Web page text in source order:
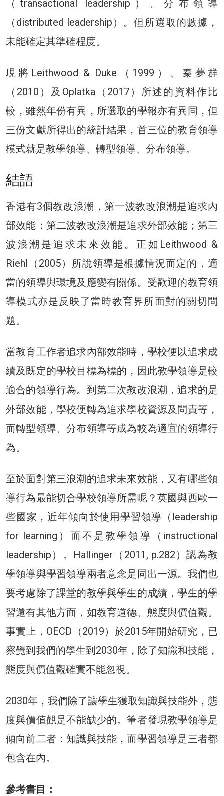
（transactional leadership）、分布領導
（distributed leadership）。但所選取的數據，
未能確定其準確程度。
現將Leithwood & Duke（1999）、秦夢群
（2010）及Oplatka（2017）所述的資料作比
較，雖然年份有異，所選取的學報亦有異同，但
三份文獻所得出的統計結果，首三位的教育領導
模式就是教學領導、轉型領導、分布領導。
結語
香港有3個教改浪潮，第一波教改浪潮是追求內
部效能；第二波教改浪潮是追求外部效能；第三
波浪潮是追求未來效能。正如Leithwood &
Riehl（2005）所說領導是根據情況而定的，適
當的領導與環境及應變有關係。受歡迎的教育領
導模式亦是反映了當時教育界所面對的關切問
題。
當教育工作者追求內部效能時，學校便以追求成
績及既定的學校目標為標的，因此教學領導是較
適合的領導行為。到第二次教改浪潮，追求的是
外部效能，學校便轉為追求學校資源及問責等，
而轉型領導、分布領導等成為較為適宜的領導行
為。
至於面對第三浪潮的追求未來效能，又有哪些領
導行為最能切合學校領導所需呢？英國與西歐一
些國家，近年傾向於使用學習領導（leadership
for learning）而不是教學領導（instructional
leadership）。Hallinger（2011, p.282）認為教
學領導與學習領導兩者意念是同出一源。我們也
要考慮除了課堂的教學與學生的成績，學生的學
習還有其他方面，如教育道德、態度與價值觀。
事實上，OECD（2019）於2015年開始研究，已
察覺到我們的學生到2030年，除了知識和技能，
態度與價值觀確實不能忽視。
2030年，我們除了讓學生獲取知識與技能外，態
度與價值觀是不能缺少的。筆者發現教學領導是
傾向前二者：知識與技能，而學習領導是三者都
包含在內。
參考書目：